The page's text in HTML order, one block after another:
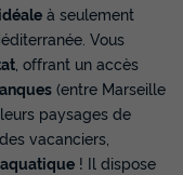
Salle de bain
1
Animaux autorisés *
à seulement
Vous
, offrant un accès
(entre Marseille
paysages de
vacanciers,
! Il dispose